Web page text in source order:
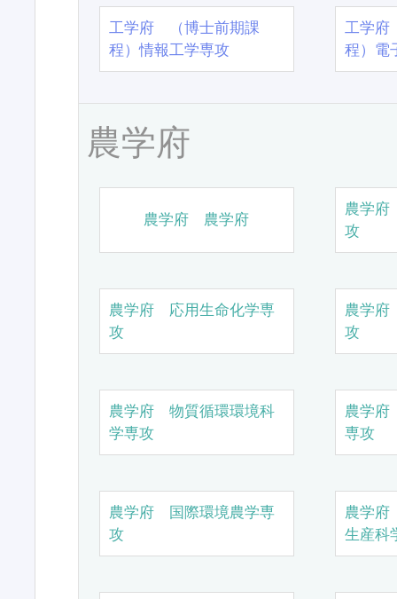
工学府 （博士前期課
程）情報工学専攻
工学
程）電
農学府
農学府 農学府
農学
攻
農学府 応用生命化学専
攻
農学
攻
農学府 物質循環環境科
学専攻
農学
専攻
農学府 国際環境農学専
攻
農学
生産科